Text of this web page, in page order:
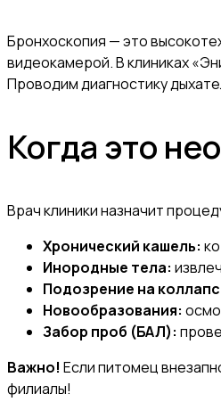
Бронхоскопия — это
видеокамерой. В клиниках
Проводим диагностику
Когда это
Врач клиники назначит
Хронический кашель:
Инородные тела:
Подозрение на
Новообразования:
Забор проб (БАЛ):
Важно! Если питомец
филиалы!